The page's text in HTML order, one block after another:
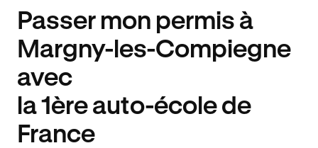
Passer mon permis à
Margny-les-Compiegne
avec
la 1ère auto-école de
France